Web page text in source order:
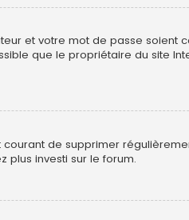
et votre mot de passe soient
que le propriétaire du site
de supprimer
plus investi sur le forum.